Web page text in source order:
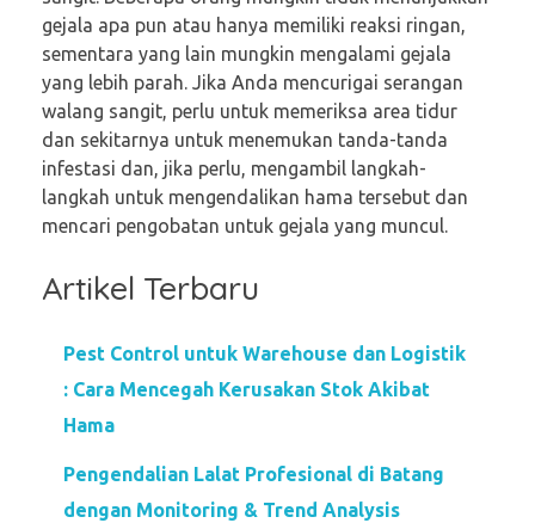
gejala apa pun atau hanya memiliki reaksi ringan,
sementara yang lain mungkin mengalami gejala
yang lebih parah. Jika Anda mencurigai serangan
walang sangit, perlu untuk memeriksa area tidur
dan sekitarnya untuk menemukan tanda-tanda
infestasi dan, jika perlu, mengambil langkah-
langkah untuk mengendalikan hama tersebut dan
mencari pengobatan untuk gejala yang muncul.
Artikel Terbaru
Pest Control untuk Warehouse dan Logistik
: Cara Mencegah Kerusakan Stok Akibat
Hama
Pengendalian Lalat Profesional di Batang
dengan Monitoring & Trend Analysis